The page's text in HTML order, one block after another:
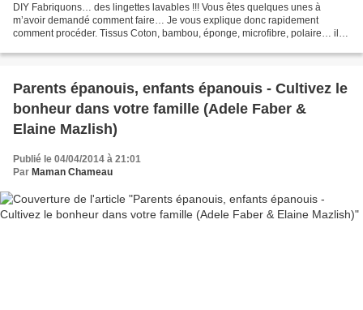
DIY Fabriquons… des lingettes lavables !!! Vous êtes quelques unes à
m’avoir demandé comment faire… Je vous explique donc rapidement
comment procéder. Tissus Coton, bambou, éponge, microfibre, polaire… il y
Parents épanouis, enfants épanouis - Cultivez le
bonheur dans votre famille (Adele Faber &
Elaine Mazlish)
Publié le 04/04/2014 à 21:01
Par Maman Chameau